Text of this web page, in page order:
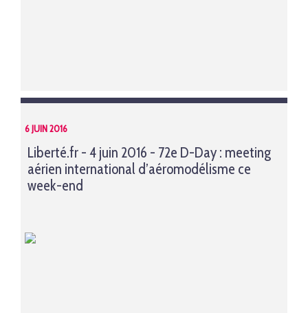
6 JUIN 2016
Liberté.fr - 4 juin 2016 - 72e D-Day : meeting
aérien international d’aéromodélisme ce
week-end